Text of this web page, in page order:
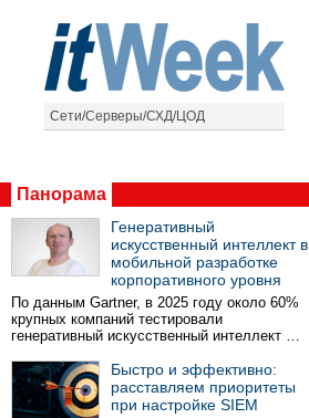
Сети/Серверы/СХД/ЦОД
Панорама
Генеративный
искусственный интеллект в
мобильной разработке
корпоративного уровня
По данным Gartner, в 2025 году около 60%
крупных компаний тестировали
генеративный искусственный интеллект …
Быстро и эффективно:
расставляем приоритеты
при настройке SIEM